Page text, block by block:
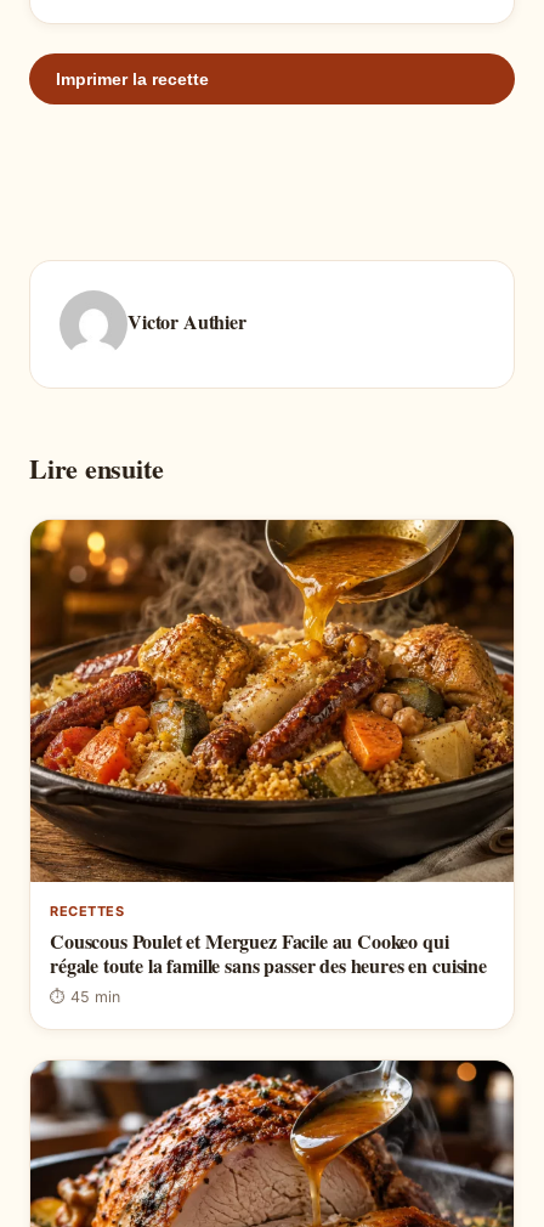
Imprimer la recette
Victor Authier
Lire ensuite
RECETTES
Couscous Poulet et Merguez Facile au Cookeo qui
régale toute la famille sans passer des heures en cuisine
⏱ 45 min